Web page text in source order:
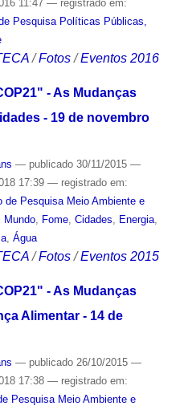
11:47 — registrado em:
Pesquisa Políticas Públicas,
/Fotos /Eventos 2016
- As Mudanças
- 19 de novembro
— publicado30/11/2015 —
17:39 — registrado em:
de Pesquisa Meio Ambiente e
Mundo, Fome, Cidades, Energia,
, Água
/Fotos /Eventos 2015
- As Mudanças
Alimentar - 14 de
— publicado26/10/2015 —
17:38 — registrado em:
Pesquisa Meio Ambiente e